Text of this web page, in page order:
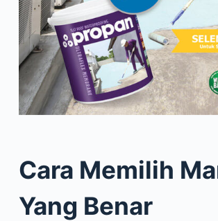
Cara Memilih
Yang Benar